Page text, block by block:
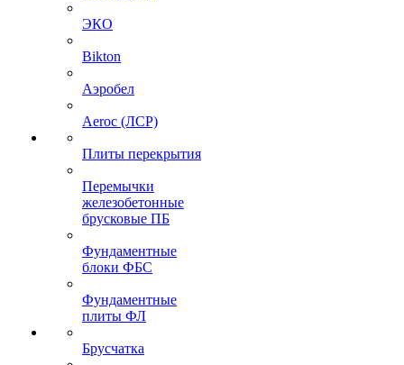
ЭКО
Bikton
Аэробел
Aeroc (ЛСР)
Плиты перекрытия
Перемычки
железобетонные
брусковые ПБ
Фундаментные
блоки ФБС
Фундаментные
плиты ФЛ
Брусчатка